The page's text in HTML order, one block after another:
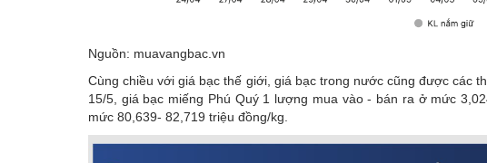
Nguồn: muavangbac.vn
Cùng chiều với giá bạc thế giới, giá bạc trong nước cũng được các
15/5, giá bạc miếng Phú Quý 1 lượng mua vào - bán ra ở mức
mức 80,639- 82,719 triệu đồng/kg.